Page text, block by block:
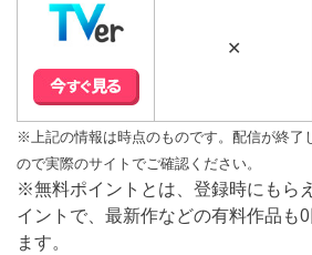
✕
※上記の情報は時点のものです。配信が終了
ので実際のサイトでご確認ください。
※無料ポイントとは、登録時にもら
イントで、最新作などの有料作品も
ます。